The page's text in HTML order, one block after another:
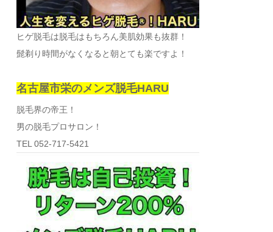
ヒゲ脱毛は脱毛はもちろん美肌効果も抜群！
髭剃り時間がなくなると朝とても楽ですよ！
名古屋市栄のメンズ脱毛HARU
脱毛界の帝王！
男の脱毛プロサロン！
TEL 052-717-5421